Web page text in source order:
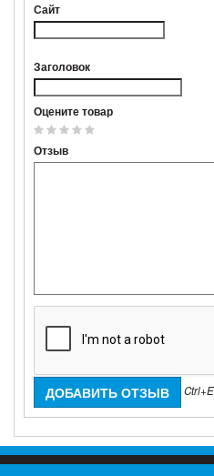
Сайт
Заголовок
Оцените товар
Отзыв